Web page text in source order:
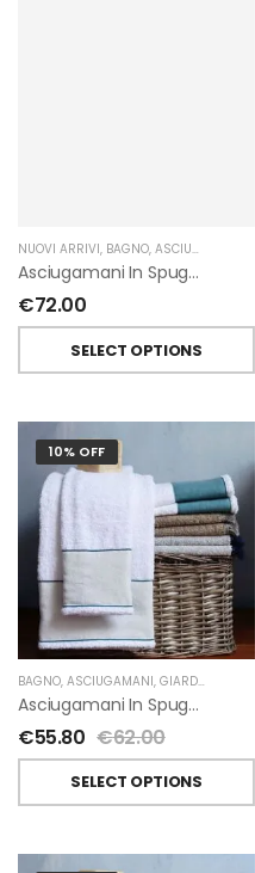
NUOVI ARRIVI, BAGNO, ASCIUGAMANI
Asciugamani In Spugna Con Fiori In Lino Applicati Di Giardino Segreto.
€72.00
SELECT OPTIONS
10% OFF
BAGNO, ASCIUGAMANI, GIARDINO SEGRETO
Asciugamani In Spugna E Lino Di Giardino Segreto
€55.80 €62.00
SELECT OPTIONS